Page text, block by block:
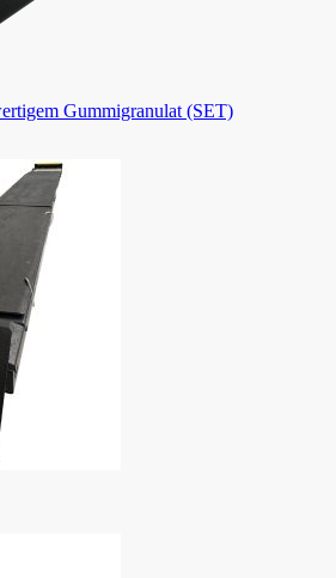
Gummigranulat (SET)